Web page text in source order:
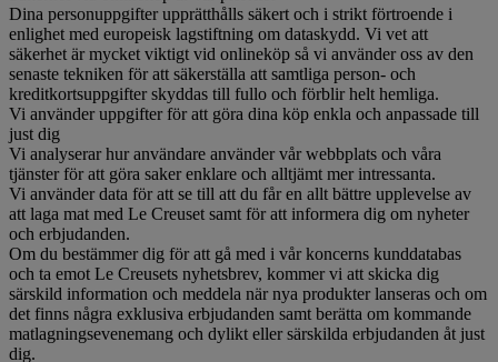
Dina personuppgifter upprätthålls säkert och i strikt förtroende i
enlighet med europeisk lagstiftning om dataskydd. Vi vet att
säkerhet är mycket viktigt vid onlineköp så vi använder oss av den
senaste tekniken för att säkerställa att samtliga person- och
kreditkortsuppgifter skyddas till fullo och förblir helt hemliga.
Vi använder uppgifter för att göra dina köp enkla och anpassade till
just dig
Vi analyserar hur användare använder vår webbplats och våra
tjänster för att göra saker enklare och alltjämt mer intressanta.
Vi använder data för att se till att du får en allt bättre upplevelse av
att laga mat med Le Creuset samt för att informera dig om nyheter
och erbjudanden.
Om du bestämmer dig för att gå med i vår koncerns kunddatabas
och ta emot Le Creusets nyhetsbrev, kommer vi att skicka dig
särskild information och meddela när nya produkter lanseras och om
det finns några exklusiva erbjudanden samt berätta om kommande
matlagningsevenemang och dylikt eller särskilda erbjudanden åt just
dig.